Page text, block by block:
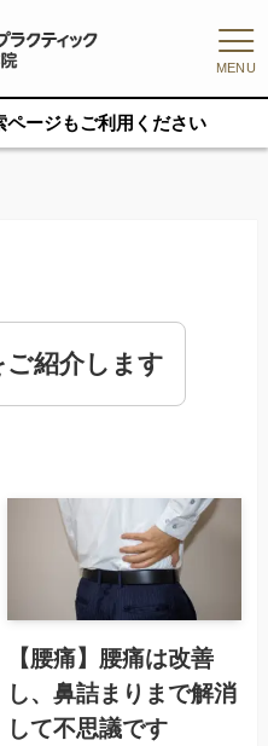
MENU
ページもご利用ください
紹介します
【腰痛】腰痛は改善
し、鼻詰まりまで解消
して不思議です